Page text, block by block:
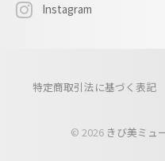
Instagram
特定商取引法に基づく表記
© 2026 きび美ミュ